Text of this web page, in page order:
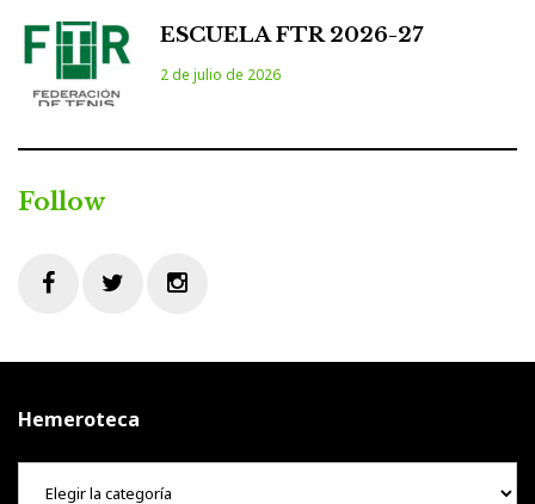
ESCUELA FTR 2026-27
2 de julio de 2026
Follow
Hemeroteca
Hemeroteca